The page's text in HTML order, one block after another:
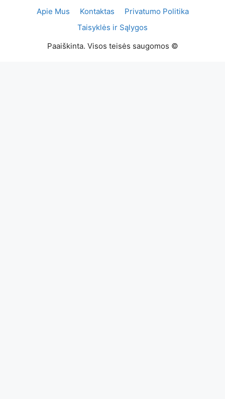
Apie Mus Kontaktas
Privatumo Politika
Taisyklės ir Sąlygos
Paaiškinta. Visos teisės saugomos ©